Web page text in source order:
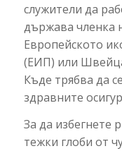
служители да
държава членка
Европейското
(ЕИП) или
Къде трябва да
здравните
За да избегнете
тежки глоби от